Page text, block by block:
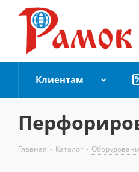
Клиентам
Главная - Каталог -